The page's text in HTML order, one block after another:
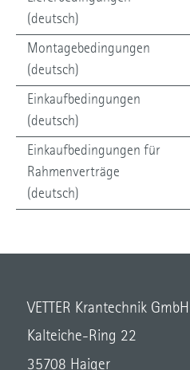
(deutsch)
Montagebedingungen
(deutsch)
Einkaufbedingungen
(deutsch)
Einkaufbedingungen für
Rahmenverträge
(deutsch)
VETTER Krantechnik GmbH
Kalteiche-Ring 22
35708 Haiger